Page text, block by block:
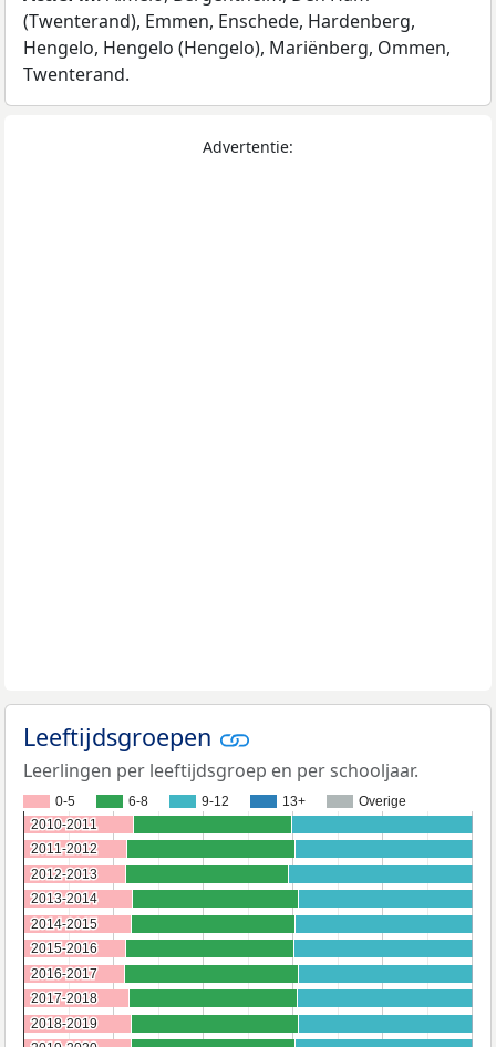
(Twenterand), Emmen, Enschede, Hardenberg,
Hengelo, Hengelo (Hengelo), Mariënberg, Ommen,
Twenterand.
Advertentie:
Leeftijdsgroepen
Leerlingen per leeftijdsgroep en per schooljaar.
0-5 6-8 9-12 13+
Overige
2010-2011
2010-2011
2011-2012
2011-2012
2012-2013
2012-2013
2013-2014
2013-2014
2014-2015
2014-2015
2015-2016
2015-2016
2016-2017
2016-2017
2017-2018
2017-2018
2018-2019
2018-2019